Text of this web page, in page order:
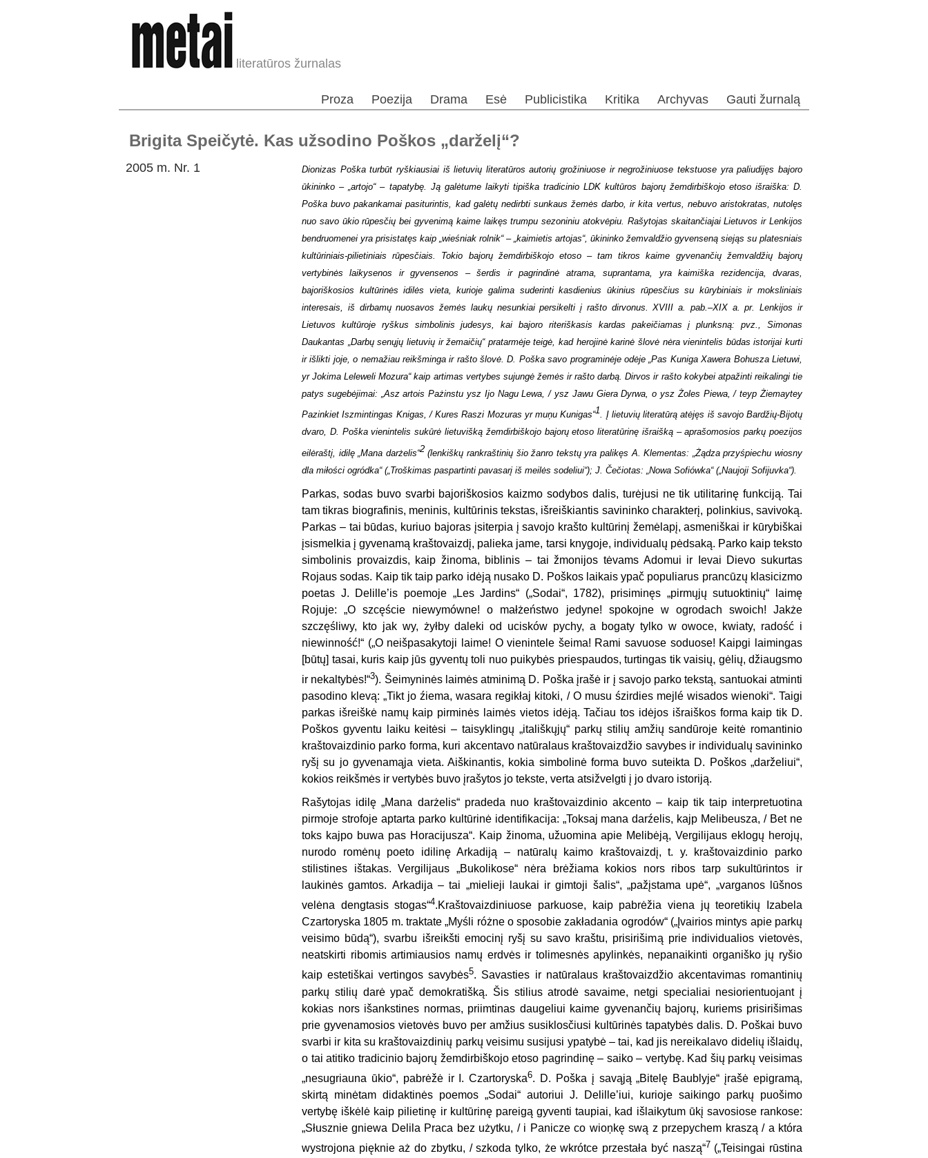
literatūros žurnalas
Proza Poezija Drama Esė Publicistika Kritika Archyvas Gauti žurnalą
Brigita Speičytė. Kas užsodino Poškos „darželį“?
2005 m. Nr. 1
Dionizas Poška turbūt ryškiausiai iš lietuvių literatūros autorių grožiniuose ir negrožiniuose tekstuose yra paliudijęs bajoro
ūkininko – „artojo“ – tapatybę. Ją galėtume laikyti tipiška tradicinio LDK kultūros bajorų žemdirbiškojo etoso išraiška: D.
Poška buvo pakankamai pasiturintis, kad galėtų nedirbti sunkaus žemės darbo, ir kita vertus, nebuvo aristokratas, nutolęs
nuo savo ūkio rūpesčių bei gyvenimą kaime laikęs trumpu sezoniniu atokvėpiu. Rašytojas skaitančiajai Lietuvos ir Lenkijos
bendruomenei yra prisistatęs kaip „wieśniak rolnik“ – „kaimietis artojas“, ūkininko žemvaldžio gyvenseną siejąs su platesniais
kultūriniais-pilietiniais rūpesčiais. Tokio bajorų žemdirbiškojo etoso – tam tikros kaime gyvenančių žemvaldžių bajorų
vertybinės laikysenos ir gyvensenos – šerdis ir pagrindinė atrama, suprantama, yra kaimiška rezidencija, dvaras,
bajoriškosios kultūrinės idilės vieta, kurioje galima suderinti kasdienius ūkinius rūpesčius su kūrybiniais ir moksliniais
interesais, iš dirbamų nuosavos žemės laukų nesunkiai persikelti į rašto dirvonus. XVIII a. pab.–XIX a. pr. Lenkijos ir
Lietuvos kultūroje ryškus simbolinis judesys, kai bajoro riteriškasis kardas pakeičiamas į plunksną: pvz., Simonas
Daukantas „Darbų senųjų lietuvių ir žemaičių“ pratarmėje teigė, kad herojinė karinė šlovė nėra vienintelis būdas istorijai kurti
ir išlikti joje, o nemažiau reikšminga ir rašto šlovė. D. Poška savo programinėje odėje „Pas Kuniga Xawera Bohusza Lietuwi,
yr Jokima Leleweli Mozura“ kaip artimas vertybes sujungė žemės ir rašto darbą. Dirvos ir rašto kokybei atpažinti reikalingi tie
patys sugebėjimai: „Asz artois Pażinstu ysz Ijo Nagu Lewa, / ysz Jawu Giera Dyrwa, o ysz Żoles Piewa, / teyp Żiemaytey
Pazinkiet Iszmintingas Knigas, / Kures Raszi Mozuras yr muņu Kunigas“1. Į lietuvių literatūrą atėjęs iš savojo Bardžių-Bijotų
dvaro, D. Poška vienintelis sukūrė lietuvišką žemdirbiškojo bajorų etoso literatūrinę išraišką – aprašomosios parkų poezijos
eilėraštį, idilę „Mana darżelis“2 (lenkiškų rankraštinių šio žanro tekstų yra palikęs A. Klementas: „Żądza przyśpiechu wiosny
dla miłości ogródka“ („Troškimas paspartinti pavasarį iš meilės sodeliui“); J. Čečiotas: „Nowa Sofiówka“ („Naujoji Sofijuvka“).
Parkas, sodas buvo svarbi bajoriškosios kaizmo sodybos dalis, turėjusi ne tik utilitarinę funkciją. Tai
tam tikras biografinis, meninis, kultūrinis tekstas, išreiškiantis savininko charakterį, polinkius, savivoką.
Parkas – tai būdas, kuriuo bajoras įsiterpia į savojo krašto kultūrinį žemėlapį, asmeniškai ir kūrybiškai
įsismelkia į gyvenamą kraštovaizdį, palieka jame, tarsi knygoje, individualų pėdsaką. Parko kaip teksto
simbolinis provaizdis, kaip žinoma, biblinis – tai žmonijos tėvams Adomui ir Ievai Dievo sukurtas
Rojaus sodas. Kaip tik taip parko idėją nusako D. Poškos laikais ypač populiarus prancūzų klasicizmo
poetas J. Delille’is poemoje „Les Jardins“ („Sodai“, 1782), prisiminęs „pirmųjų sutuoktinių“ laimę
Rojuje: „O szcęście niewymówne! o małżeństwo jedyne! spokojne w ogrodach swoich! Jakże
szczęśliwy, kto jak wy, żyłby daleki od ucisków pychy, a bogaty tylko w owoce, kwiaty, radość i
niewinność!“ („O neišpasakytoji laime! O vienintele šeima! Rami savuose soduose! Kaipgi laimingas
[būtų] tasai, kuris kaip jūs gyventų toli nuo puikybės priespaudos, turtingas tik vaisių, gėlių, džiaugsmo
ir nekaltybės!“3). Šeimyninės laimės atminimą D. Poška įrašė ir į savojo parko tekstą, santuokai atminti
pasodino klevą: „Tikt jo źiema, wasara regikłaj kitoki, / O musu śzirdies mejlé wisados wienoki“. Taigi
parkas išreiškė namų kaip pirminės laimės vietos idėją. Tačiau tos idėjos išraiškos forma kaip tik D.
Poškos gyventu laiku keitėsi – taisyklingų „itališkųjų“ parkų stilių amžių sandūroje keitė romantinio
kraštovaizdinio parko forma, kuri akcentavo natūralaus kraštovaizdžio savybes ir individualų savininko
ryšį su jo gyvenamąja vieta. Aiškinantis, kokia simbolinė forma buvo suteikta D. Poškos „darželiui“,
kokios reikšmės ir vertybės buvo įrašytos jo tekste, verta atsižvelgti į jo dvaro istoriją.
Rašytojas idilę „Mana darżelis“ pradeda nuo kraštovaizdinio akcento – kaip tik taip interpretuotina
pirmoje strofoje aptarta parko kultūrinė identifikacija: „Toksaj mana darźelis, kajp Melibeusza, / Bet ne
toks kajpo buwa pas Horacijusza“. Kaip žinoma, užuomina apie Melibėją, Vergilijaus eklogų herojų,
nurodo romėnų poeto idilinę Arkadiją – natūralų kaimo kraštovaizdį, t. y. kraštovaizdinio parko
stilistines ištakas. Vergilijaus „Bukolikose“ nėra brėžiama kokios nors ribos tarp sukultūrintos ir
laukinės gamtos. Arkadija – tai „mielieji laukai ir gimtoji šalis“, „pažįstama upė“, „varganos lūšnos
velėna dengtasis stogas“4.Kraštovaizdiniuose parkuose, kaip pabrėžia viena jų teoretikių Izabela
Czartoryska 1805 m. traktate „Myśli różne o sposobie zakładania ogrodów“ („Įvairios mintys apie parkų
veisimo būdą“), svarbu išreikšti emocinį ryšį su savo kraštu, prisirišimą prie individualios vietovės,
neatskirti ribomis artimiausios namų erdvės ir tolimesnės apylinkės, nepanaikinti organiško jų ryšio
kaip estetiškai vertingos savybės5. Savasties ir natūralaus kraštovaizdžio akcentavimas romantinių
parkų stilių darė ypač demokratišką. Šis stilius atrodė savaime, netgi specialiai nesiorientuojant į
kokias nors išankstines normas, priimtinas daugeliui kaime gyvenančių bajorų, kuriems prisirišimas
prie gyvenamosios vietovės buvo per amžius susiklosčiusi kultūrinės tapatybės dalis. D. Poškai buvo
svarbi ir kita su kraštovaizdinių parkų veisimu susijusi ypatybė – tai, kad jis nereikalavo didelių išlaidų,
o tai atitiko tradicinio bajorų žemdirbiškojo etoso pagrindinę – saiko – vertybę. Kad šių parkų veisimas
„nesugriauna ūkio“, pabrėžė ir I. Czartoryska6. D. Poška į savąją „Bitelę Baublyje“ įrašė epigramą,
skirtą minėtam didaktinės poemos „Sodai“ autoriui J. Delille’iui, kurioje saikingo parkų puošimo
vertybę iškėlė kaip pilietinę ir kultūrinę pareigą gyventi taupiai, kad išlaikytum ūkį savosiose rankose:
„Słusznie gniewa Delila Praca bez użytku, / i Panicze co wioņkę swą z przepychem kraszą / a która
wystrojona pięknie aż do zbytku, / szkoda tylko, że wkrótce przestała być naszą“7 („Teisingai rūstina